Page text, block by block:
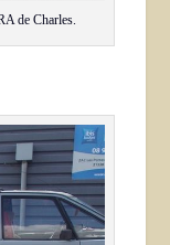
de Charles.